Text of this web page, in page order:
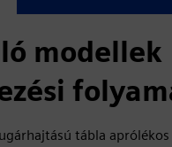
modellek
tábla